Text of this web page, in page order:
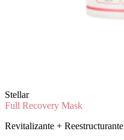
Stellar
Full Recovery Mask
Revitalizante + Reestructurante